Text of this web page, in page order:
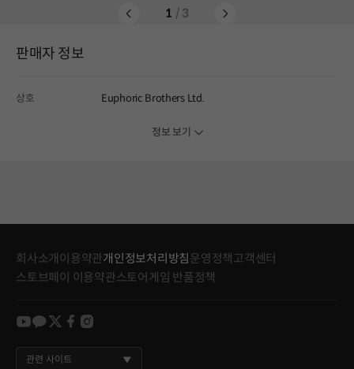
1 / 3
판매자 정보
상호 Euphoric Brothers Ltd.
정보 보기
회사소개이용약관개인정보처리방침 운영정책고객센터
스토브페이 이용약관스토어게임 반품정책
youtube
kakao
twitter
facebook
instagram
관련 사이트